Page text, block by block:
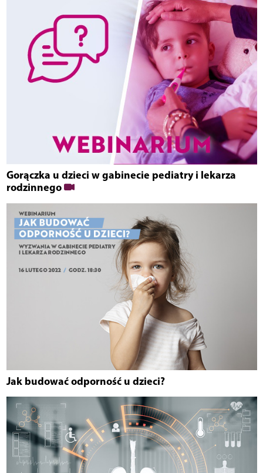
Gorączka u dzieci w gabinecie pediatry i lekarza
rodzinnego
Jak budować odporność u dzieci?